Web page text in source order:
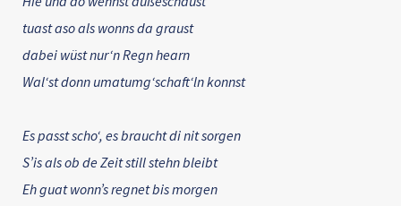
tuast aso als wonns da graust
dabei wüst nur‘n Regn hearn
Wal‘st donn umatumg‘schaft‘ln konnst
Es passt scho‘, es braucht di nit sorgen
S’is als ob de Zeit still stehn bleibt
Eh guat wonn’s regnet bis morgen